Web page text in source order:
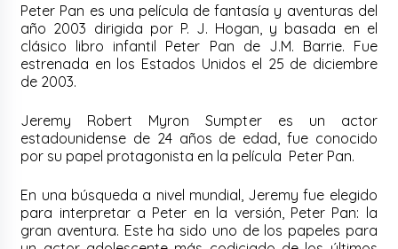
Peter Pan es una película de fantasía y aventuras del
año 2003 dirigida por P. J. Hogan, y basada en el
clásico libro infantil Peter Pan de J.M. Barrie. Fue
estrenada en los Estados Unidos el 25 de diciembre
de 2003.
Jeremy Robert Myron Sumpter es un actor
estadounidense de 24 años de edad, fue conocido
por su papel protagonista en la película Peter Pan.
En una búsqueda a nivel mundial, Jeremy fue elegido
para interpretar a Peter en la versión, Peter Pan: la
gran aventura. Este ha sido uno de los papeles para